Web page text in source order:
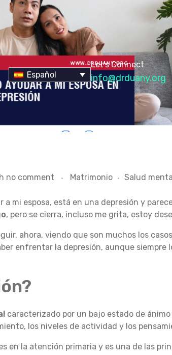
Español
Let's Connect
info@drduany.org
no comment Matrimonio Salud mental
a mi esposa, está en una depresión y
, pero se cierra, incluso me grita, estoy
ahora, viendo que son muchos los
enfrentar la depresión, aunque siempre
caracterizado por un bajo estado de
los niveles de actividad y los
en la atención primaria y es una de las